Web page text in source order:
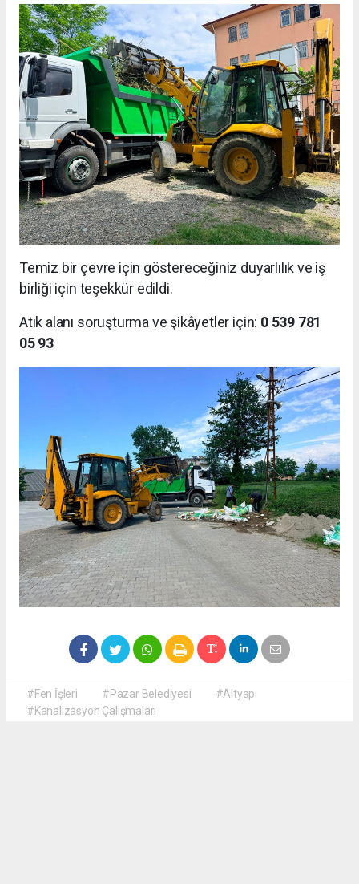
Temiz bir çevre için göstereceğiniz duyarlılık ve iş
birliği için teşekkür edildi.
Atık alanı soruşturma ve şikâyetler için: 0 539 781
05 93
#Fen İşleri #Pazar Belediyesi
#Altyapı
#Kanalizasyon Çalışmaları